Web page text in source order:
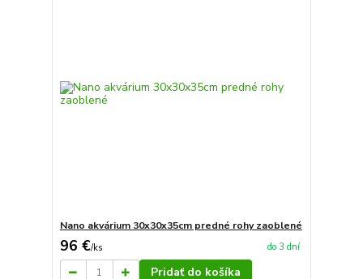
Nano akvárium 30x30x35cm predné rohy zaoblené
96 €/ks do 3 dní
Pridať do košíka